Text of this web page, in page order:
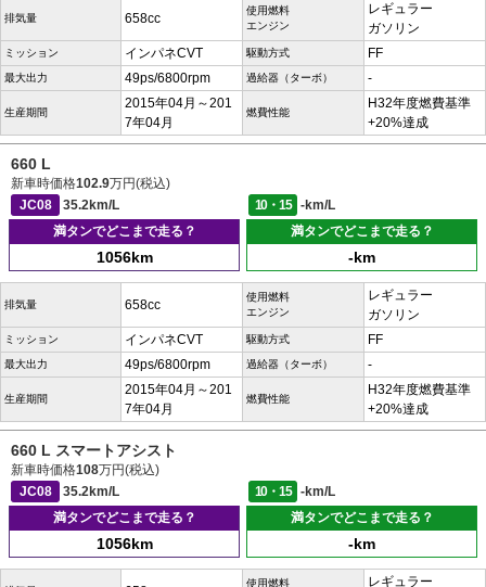
排気量 658cc
使用燃料
エンジン
レギュラー
ガソリン
ミッション インパネCVT 駆動方式 FF
最大出力 49ps/6800rpm 過給器（ターボ） -
生産期間
2015年04月～201
7年04月
燃費性能
H32年度燃費基準
+20%達成
660 L
新車時価格102.9万円(税込)
JC08
35.2km/L 10・15
-km/L
満タンでどこまで走る？
1056km
満タンでどこまで走る？
-km
排気量 658cc
使用燃料
エンジン
レギュラー
ガソリン
ミッション インパネCVT 駆動方式 FF
最大出力 49ps/6800rpm 過給器（ターボ） -
生産期間
2015年04月～201
7年04月
燃費性能
H32年度燃費基準
+20%達成
660 L スマートアシスト
新車時価格108万円(税込)
JC08
35.2km/L 10・15
-km/L
満タンでどこまで走る？
1056km
満タンでどこまで走る？
-km
使用燃料 レギュラー